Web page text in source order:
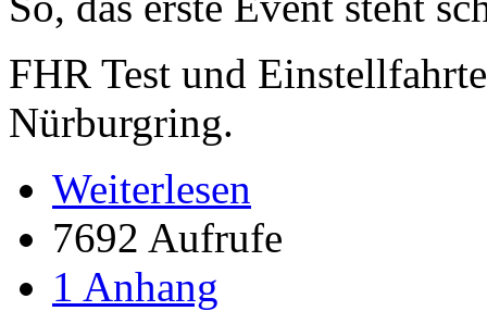
FHR Test und
Nürburgring.
Weiterlesen
7692 Aufrufe
1 Anhang